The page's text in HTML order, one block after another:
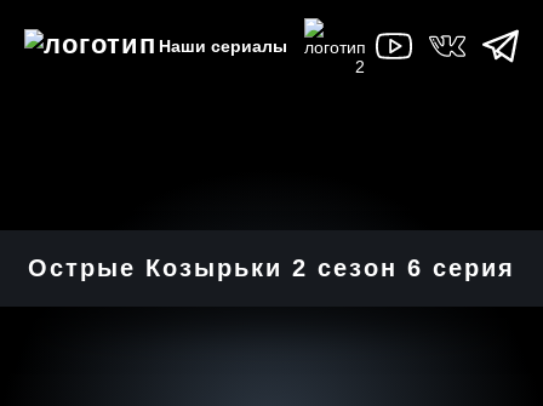
Наши сериалы
Острые Козырьки 2 cезон 6 cерия